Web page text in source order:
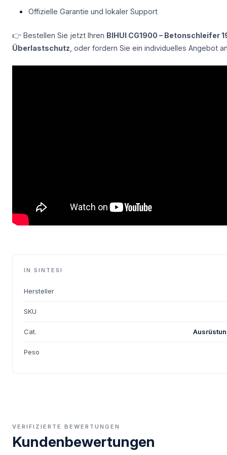
Offizielle Garantie und lokaler Support
👉 Bestellen Sie jetzt Ihren BIHUI CG1900 – Betonschleifer
Überlastschutz , oder fordern Sie ein individuelles Angebot
IN SINTESI
Hersteller
SKU
Cat.
Peso
VERIFIZIERTE BEWERTUNGEN
Kundenbewertungen